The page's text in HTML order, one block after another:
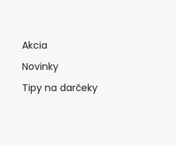
Akcia
Novinky
Tipy na darčeky